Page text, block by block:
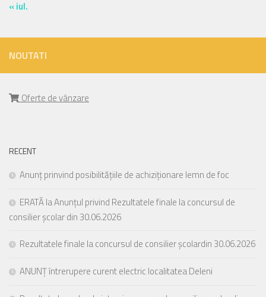
« iul.
NOUTATI
Oferte de vânzare
RECENT
Anunț prinvind posibilitățiile de achiziționare lemn de foc
ERATĂ la Anunțul privind Rezultatele finale la concursul de
consilier școlar din 30.06.2026
Rezultatele finale la concursul de consilier școlardin 30.06.2026
ANUNȚ întrerupere curent electric localitatea Deleni